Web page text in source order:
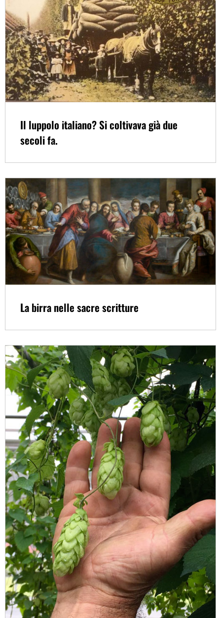
Il luppolo italiano? Si coltivava già due
secoli fa.
La birra nelle sacre scritture